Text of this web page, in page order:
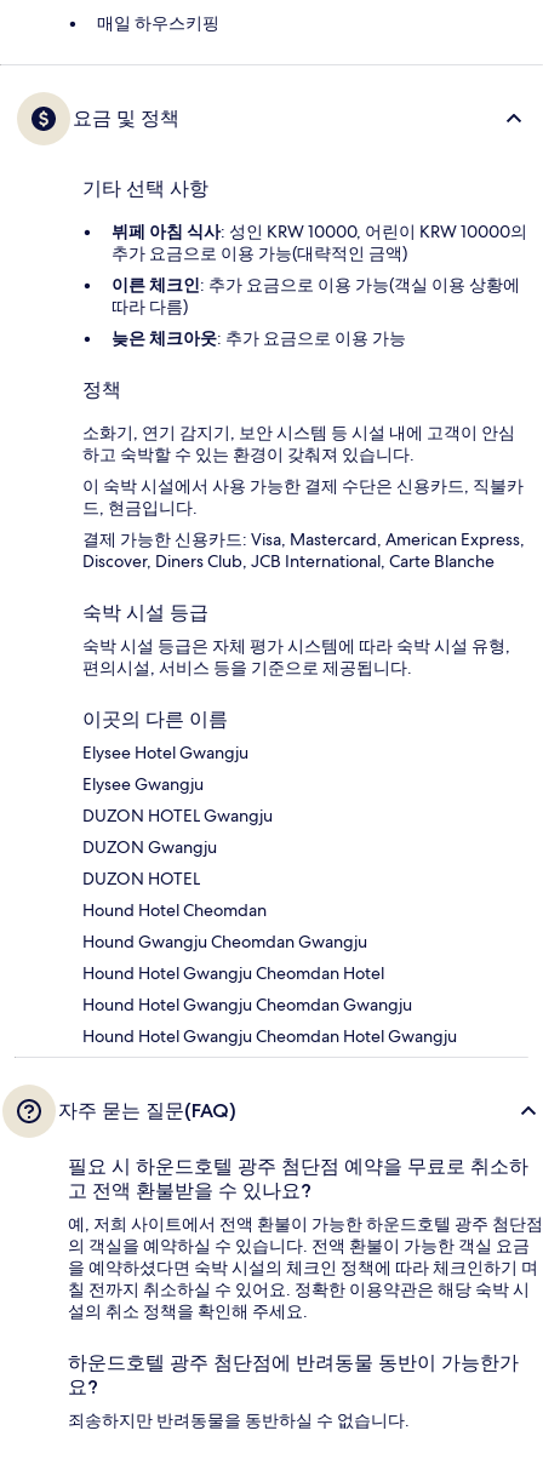
매일 하우스키핑
요금 및 정책
기타 선택 사항
뷔페 아침 식사: 성인 KRW 10000, 어린이 KRW 10000의
추가 요금으로 이용 가능(대략적인 금액)
이른 체크인: 추가 요금으로 이용 가능(객실 이용 상황에
따라 다름)
늦은 체크아웃: 추가 요금으로 이용 가능
정책
소화기, 연기 감지기, 보안 시스템 등 시설 내에 고객이 안심
하고 숙박할 수 있는 환경이 갖춰져 있습니다.
이 숙박 시설에서 사용 가능한 결제 수단은 신용카드, 직불카
드, 현금입니다.
결제 가능한 신용카드: Visa, Mastercard, American Express,
Discover, Diners Club, JCB International, Carte Blanche
숙박 시설 등급
숙박 시설 등급은 자체 평가 시스템에 따라 숙박 시설 유형,
편의시설, 서비스 등을 기준으로 제공됩니다.
이곳의 다른 이름
Elysee Hotel Gwangju
Elysee Gwangju
DUZON HOTEL Gwangju
DUZON Gwangju
DUZON HOTEL
Hound Hotel Cheomdan
Hound Gwangju Cheomdan Gwangju
Hound Hotel Gwangju Cheomdan Hotel
Hound Hotel Gwangju Cheomdan Gwangju
Hound Hotel Gwangju Cheomdan Hotel Gwangju
자주 묻는 질문(FAQ)
필요 시 하운드호텔 광주 첨단점 예약을 무료로 취소하
고 전액 환불받을 수 있나요?
예, 저희 사이트에서 전액 환불이 가능한 하운드호텔 광주 첨단점
의 객실을 예약하실 수 있습니다. 전액 환불이 가능한 객실 요금
을 예약하셨다면 숙박 시설의 체크인 정책에 따라 체크인하기 며
칠 전까지 취소하실 수 있어요. 정확한 이용약관은 해당 숙박 시
설의 취소 정책을 확인해 주세요.
하운드호텔 광주 첨단점에 반려동물 동반이 가능한가
요?
죄송하지만 반려동물을 동반하실 수 없습니다.